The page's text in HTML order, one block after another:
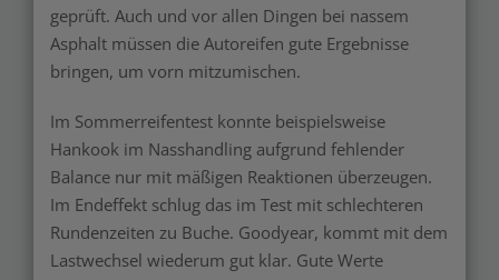
geprüft. Auch und vor allen Dingen bei nassem
Asphalt müssen die Autoreifen gute Ergebnisse
bringen, um vorn mitzumischen.
Im Sommerreifentest konnte beispielsweise
Hankook im Nasshandling aufgrund fehlender
Balance nur mit mäßigen Reaktionen überzeugen.
Im Endeffekt schlug das im Test mit schlechteren
Rundenzeiten zu Buche. Goodyear, kommt mit dem
Lastwechsel wiederum gut klar. Gute Werte